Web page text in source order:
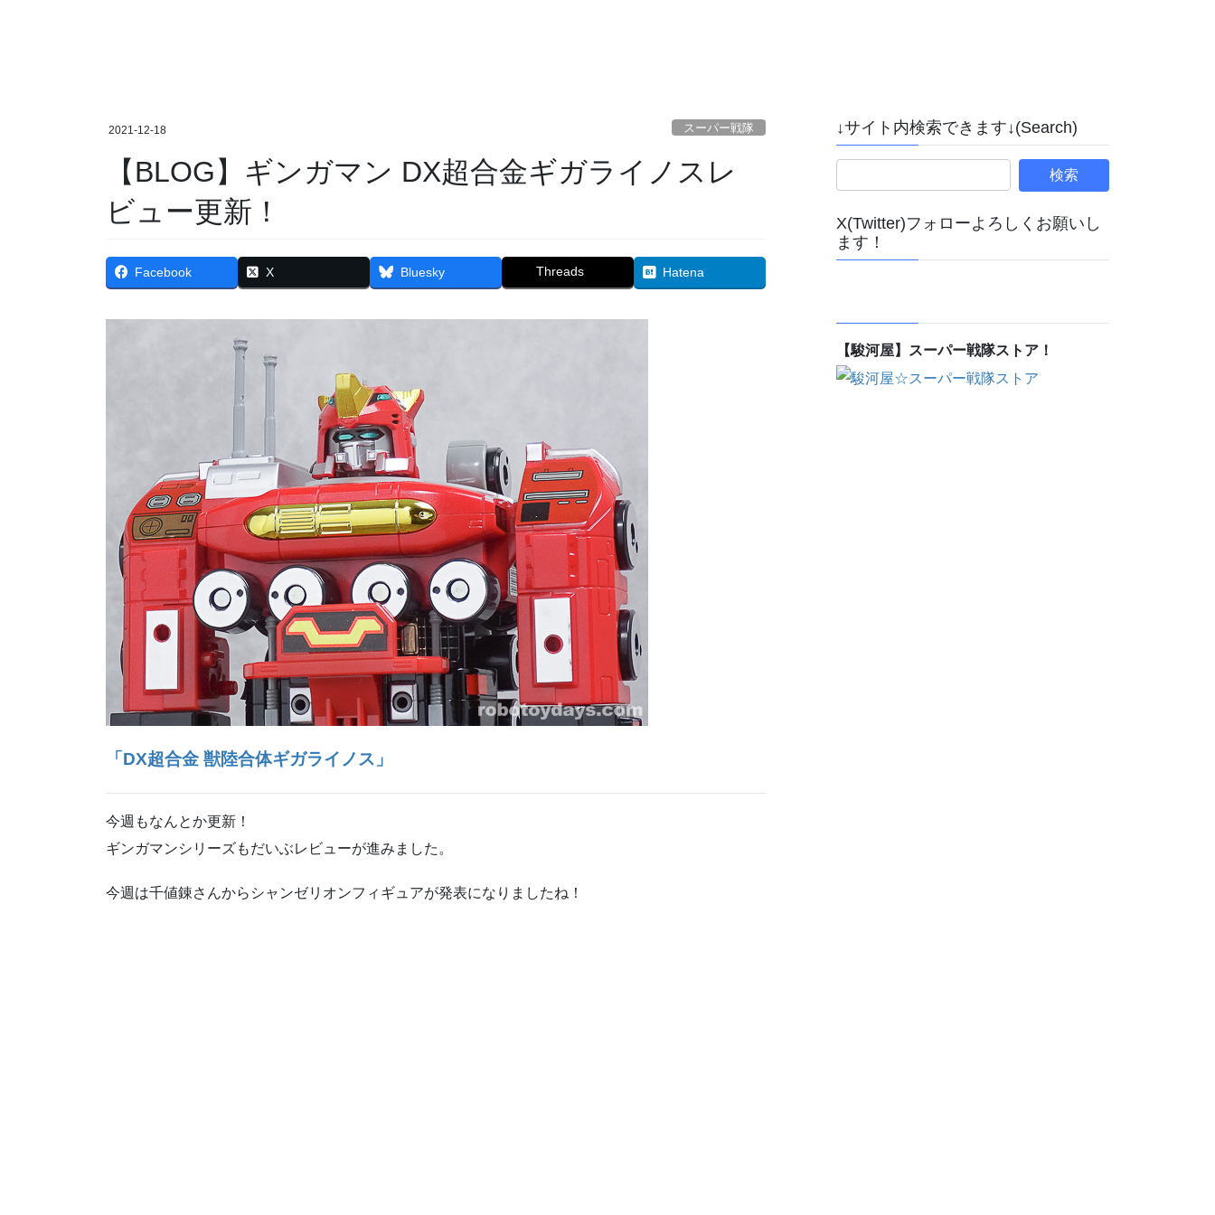
2021-12-18 スーパー戦隊
【BLOG】ギンガマン DX超合金ギガライノスレ
ビュー更新！
Facebook X Bluesky Threads Hatena
「DX超合金 獣陸合体ギガライノス」
今週もなんとか更新！
ギンガマンシリーズもだいぶレビューが進みました。
今週は千値錬さんからシャンゼリオンフィギュアが発表になりましたね！
↓サイト内検索できます↓(Search)
X(Twitter)フォローよろしくお願いし
ます！
【駿河屋】スーパー戦隊ストア！